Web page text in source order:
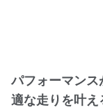
パフォーマン
適な走りを叶え